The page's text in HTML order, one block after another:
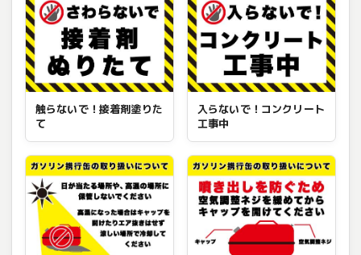
触らないで！接着剤塗りた
て
入らないで！コンクリート
工事中